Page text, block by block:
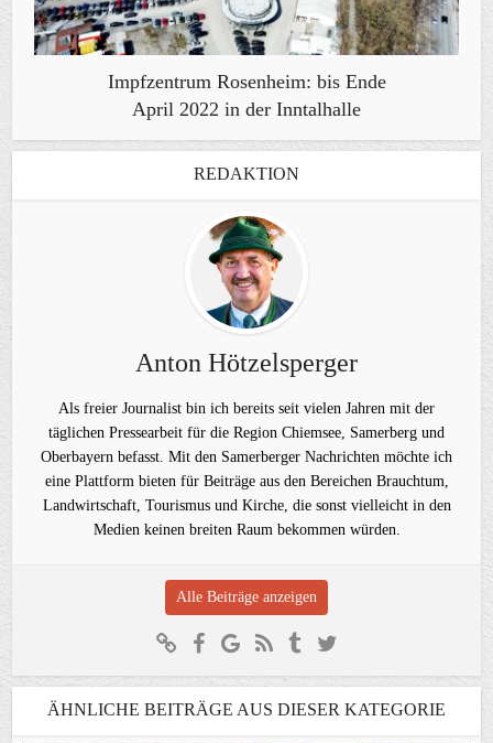
Impfzentrum Rosenheim: bis Ende
April 2022 in der Inntalhalle
REDAKTION
Anton Hötzelsperger
Als freier Journalist bin ich bereits seit vielen Jahren mit der
täglichen Pressearbeit für die Region Chiemsee, Samerberg und
Oberbayern befasst. Mit den Samerberger Nachrichten möchte ich
eine Plattform bieten für Beiträge aus den Bereichen Brauchtum,
Landwirtschaft, Tourismus und Kirche, die sonst vielleicht in den
Medien keinen breiten Raum bekommen würden.
Alle Beiträge anzeigen
ÄHNLICHE BEITRÄGE AUS DIESER KATEGORIE